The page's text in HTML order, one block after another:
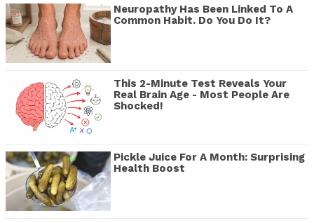
Neuropathy Has Been Linked To A
Common Habit. Do You Do It?
This 2-Minute Test Reveals Your
Real Brain Age - Most People Are
Shocked!
Pickle Juice For A Month: Surprising
Health Boost